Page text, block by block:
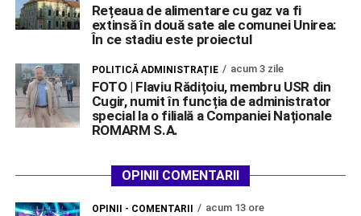
Rețeaua de alimentare cu gaz va fi
extinsă în două sate ale comunei Unirea:
În ce stadiu este proiectul
POLITICĂ ADMINISTRAȚIE acum 3 zile
FOTO | Flaviu Rădițoiu, membru USR din
Cugir, numit în funcția de administrator
special la o filială a Companiei Naționale
ROMARM S.A.
OPINII COMENTARII
OPINII - COMENTARII acum 13 ore